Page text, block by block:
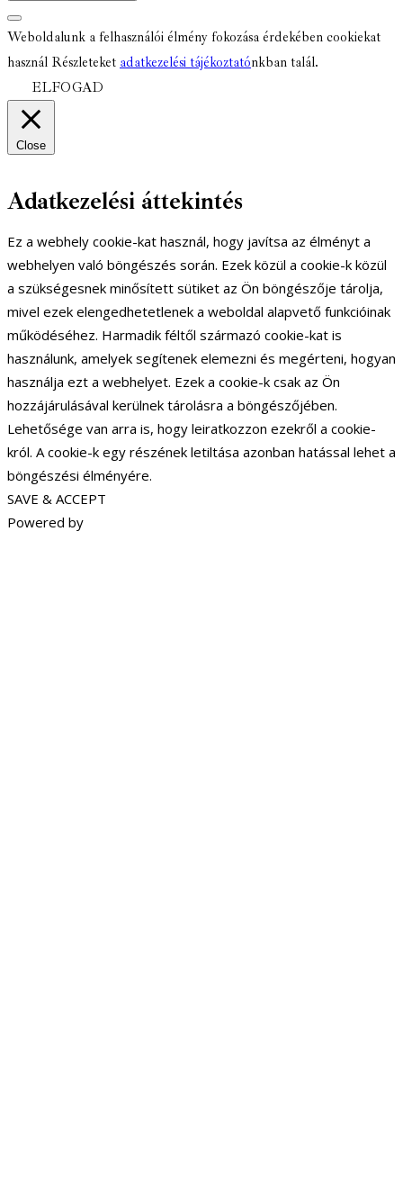
Weboldalunk a felhasználói élmény fokozása érdekében cookiekat
használ Részleteket adatkezelési tájékoztatónkban talál.
ELFOGAD
Close
Adatkezelési áttekintés
Ez a webhely cookie-kat használ, hogy javítsa az élményt a
webhelyen való böngészés során. Ezek közül a cookie-k közül
a szükségesnek minősített sütiket az Ön böngészője tárolja,
mivel ezek elengedhetetlenek a weboldal alapvető funkcióinak
működéséhez. Harmadik féltől származó cookie-kat is
használunk, amelyek segítenek elemezni és megérteni, hogyan
használja ezt a webhelyet. Ezek a cookie-k csak az Ön
hozzájárulásával kerülnek tárolásra a böngészőjében.
Lehetősége van arra is, hogy leiratkozzon ezekről a cookie-
król. A cookie-k egy részének letiltása azonban hatással lehet a
böngészési élményére.
SAVE & ACCEPT
Powered by